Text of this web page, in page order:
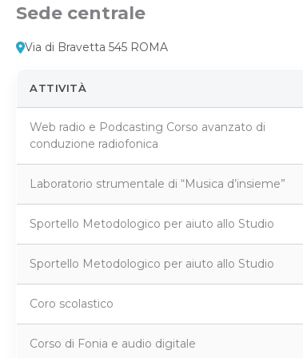
Sede centrale
Via di Bravetta 545 ROMA
ATTIVITÀ
Web radio e Podcasting Corso avanzato di
conduzione radiofonica
Laboratorio strumentale di “Musica d’insieme”
Sportello Metodologico per aiuto allo Studio
Sportello Metodologico per aiuto allo Studio
Coro scolastico
Corso di Fonia e audio digitale